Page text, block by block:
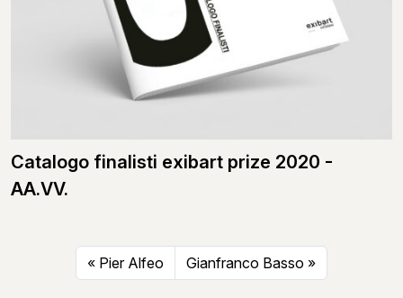
Catalogo finalisti exibart prize 2020 -
AA.VV.
Pier Alfeo Gianfranco Basso